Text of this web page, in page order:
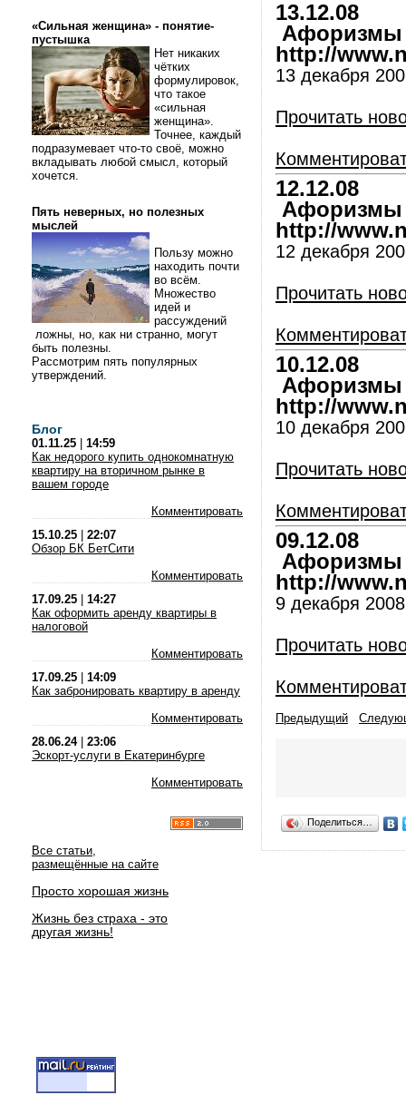
«Сильная женщина» - понятие-
пустышка
Нет никаких
чётких
формулировок,
что такое
«сильная
женщина».
Точнее, каждый
подразумевает что-то своё, можно
вкладывать любой смысл, который
хочется.
Пять неверных, но полезных
мыслей
Пользу можно
находить почти
во всём.
Множество
идей и
рассуждений
ложны, но, как ни странно, могут
быть полезны.
Рассмотрим пять популярных
утверждений.
Блог
01.11.25
14:59
Как недорого купить однокомнатную
квартиру на вторичном рынке в
вашем городе
Комментировать
15.10.25
22:07
Обзор БК БетСити
Комментировать
17.09.25
14:27
Как оформить аренду квартиры в
налоговой
Комментировать
17.09.25
14:09
Как забронировать квартиру в аренду
Комментировать
28.06.24| 23:06
Эскорт-услуги в Екатеринбурге
Комментировать
Все статьи,
размещённые на сайте
Просто хорошая жизнь
Жизнь без страха - это
другая жизнь!
13.12.08
Афоризмы
http://
13 декабря
Прочитать
12.12.08
Афоризмы
http://
12 декабря
Прочитать
10.12.08
Афоризмы
http://
10 декабря
Прочитать
09.12.08
Афоризмы
http://
9 декабря 2008
Прочитать
Предыдущий
Поделиться…